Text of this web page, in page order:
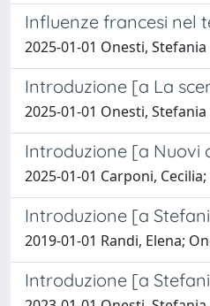
Influenze francesi nel
2025-01-01 Onesti, Stefania
Introduzione [a La
2025-01-01 Onesti, Stefania
Introduzione [a Nuovi
2025-01-01 Carponi,
Introduzione [a
2019-01-01 Randi, Elena;
Introduzione [a